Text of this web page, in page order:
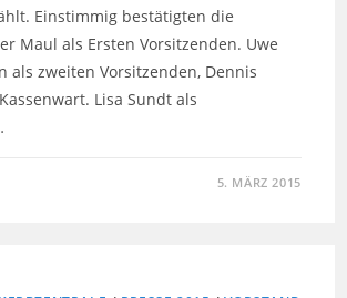
Einstimmig bestätigten die
Maul als Ersten Vorsitzenden. Uwe
als zweiten Vorsitzenden, Dennis
Lisa Sundt als
5. MÄRZ 2015